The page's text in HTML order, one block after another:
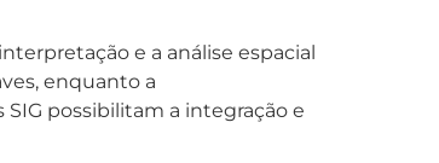
e a análise espacial
enquanto a
possibilitam a integração e